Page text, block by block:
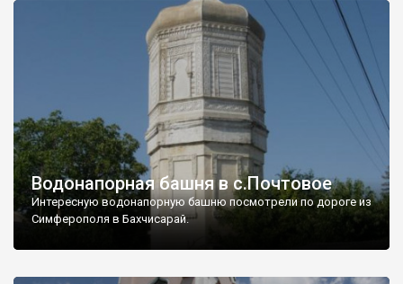
Водонапорная башня в с.Почтовое
Интересную водонапорную башню посмотрели по дороге из
Симферополя в Бахчисарай.